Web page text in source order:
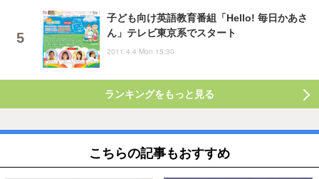
子ども向け英語教育番組「Hello! 毎日かあさ
ん」テレビ東京系でスタート
2011.4.4 Mon 15:30
ランキングをもっと見る
こちらの記事もおすすめ